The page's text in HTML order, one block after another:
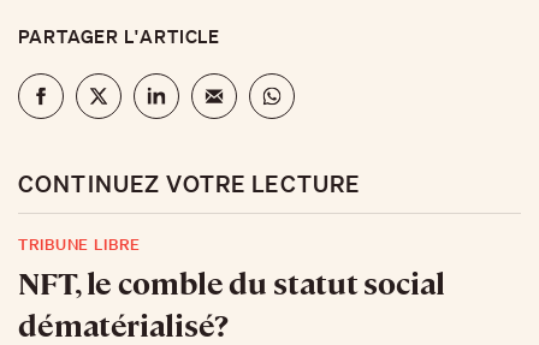
PARTAGER L'ARTICLE
CONTINUEZ VOTRE LECTURE
TRIBUNE LIBRE
NFT, le comble du statut social
dématérialisé?